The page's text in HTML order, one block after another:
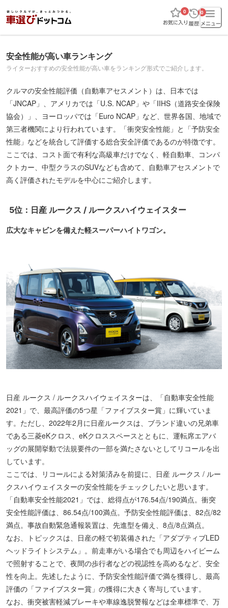
0 0
安全性能が高い車ランキング
ライターおすすめの安全性能が高い車をランキング形式でご紹介します。
クルマの安全性能評価（自動車アセスメント）は、日本では
「JNCAP」、アメリカでは「U.S. NCAP」や「IIHS（道路安全保険
協会）」、ヨーロッパでは「Euro NCAP」など、世界各国、地域で
第三者機関により行われています。「衝突安全性能」と「予防安全
性能」などを統合して評価する総合安全評価であるのが特徴です。
ここでは、コスト面で有利な高級車だけでなく、軽自動車、コンパ
クトカー、中型クラスのSUVなども含めて、自動車アセスメントで
高く評価されたモデルを中心にご紹介します。
5位：日産 ルークス / ルークスハイウェイスター
広大なキャビンを備えた軽スーパーハイトワゴン。
日産 ルークス / ルークスハイウェイスターは、「自動車安全性能
2021」で、最高評価の5つ星「ファイブスター賞」に輝いていま
す。ただし、2022年2月に日産ルークスは、ブランド違いの兄弟車
である三菱eKクロス、eKクロススペースとともに、運転席エアバ
ッグの展開挙動で法規要件の一部を満たさないとしてリコールを出
しています。
ここでは、リコールによる対策済みを前提に、日産 ルークス / ルー
クスハイウェイスターの安全性能をチェックしたいと思います。
「自動車安全性能2021」では、総得点が176.54点/190満点。衝突
安全性能評価は、86.54点/100満点。予防安全性能評価は、82点/82
満点。事故自動緊急通報装置は、先進型を備え、8点/8点満点。
なお、トピックスは、日産の軽で初装備された「アダプティブLED
ヘッドライトシステム」。前走車がいる場合でも周辺をハイビーム
で照射することで、夜間の歩行者などの視認性を高めるなど、安全
性を向上。先述したように、予防安全性能評価で満を獲得し、最高
評価の「ファイブスター賞」の獲得に大きく寄与しています。
なお、衝突被害軽減ブレーキや車線逸脱警報などは全車標準で、万